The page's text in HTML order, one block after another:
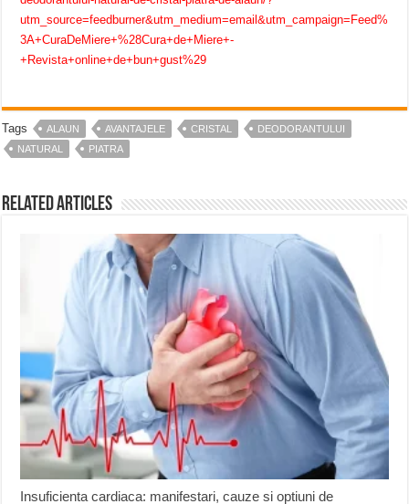
utm_source=feedburner&utm_medium=email&utm_campaign=Feed%
3A+CuraDeMiere+%28Cura+de+Miere+-
+Revista+online+de+bun+gust%29
Tags ALAUN AVANTAJELE CRISTAL
DEODORANTULUI
NATURAL
PIATRA
Related Articles
Insuficienta cardiaca: manifestari, cauze si optiuni de